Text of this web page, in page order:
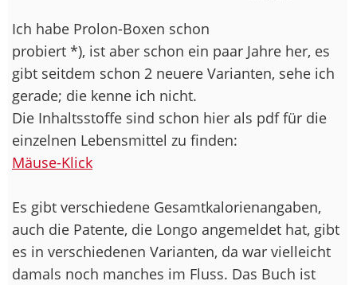
Ich habe Prolon-Boxen schon
probiert *), ist aber schon ein paar Jahre her, es
gibt seitdem schon 2 neuere Varianten, sehe ich
gerade; die kenne ich nicht.
Die Inhaltsstoffe sind schon hier als pdf für die
einzelnen Lebensmittel zu finden:
Mäuse-Klick
Es gibt verschiedene Gesamtkalorienangaben,
auch die Patente, die Longo angemeldet hat, gibt
es in verschiedenen Varianten, da war vielleicht
damals noch manches im Fluss. Das Buch ist